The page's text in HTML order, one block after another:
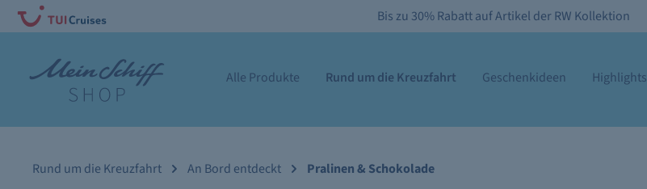
Bis zu 30% Rabatt auf Artikel der RW Kollektion
Alle Produkte Rund um die Kreuzfahrt Geschenkideen Highlights
Rund um die Kreuzfahrt An Bord entdeckt Pralinen & Schokolade